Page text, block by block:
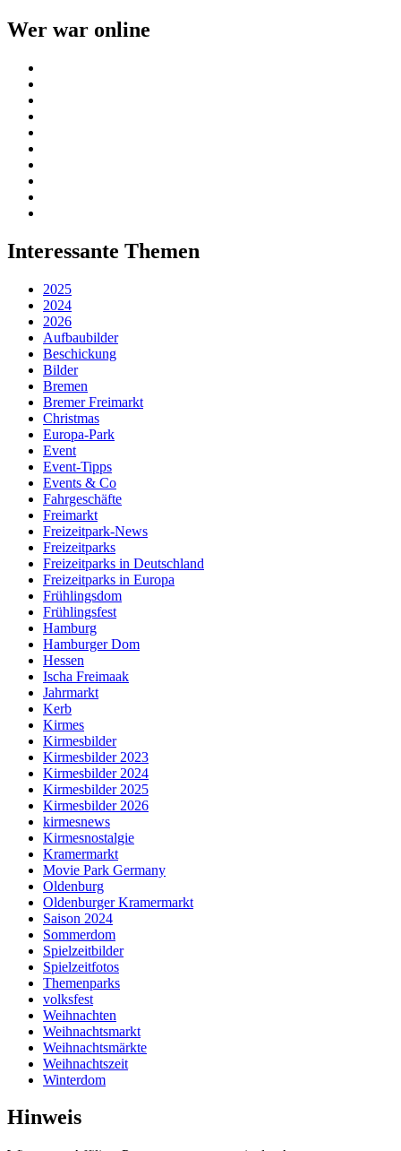
Wer war online
Interessante Themen
2025
2024
2026
Aufbaubilder
Beschickung
Bilder
Bremen
Bremer Freimarkt
Christmas
Europa-Park
Event
Event-Tipps
Events & Co
Fahrgeschäfte
Freimarkt
Freizeitpark-News
Freizeitparks
Freizeitparks in Deutschland
Freizeitparks in Europa
Frühlingsdom
Frühlingsfest
Hamburg
Hamburger Dom
Hessen
Ischa Freimaak
Jahrmarkt
Kerb
Kirmes
Kirmesbilder
Kirmesbilder 2023
Kirmesbilder 2024
Kirmesbilder 2025
Kirmesbilder 2026
kirmesnews
Kirmesnostalgie
Kramermarkt
Movie Park Germany
Oldenburg
Oldenburger Kramermarkt
Saison 2024
Sommerdom
Spielzeitbilder
Spielzeitfotos
Themenparks
volksfest
Weihnachten
Weihnachtsmarkt
Weihnachtsmärkte
Weihnachtszeit
Winterdom
Hinweis